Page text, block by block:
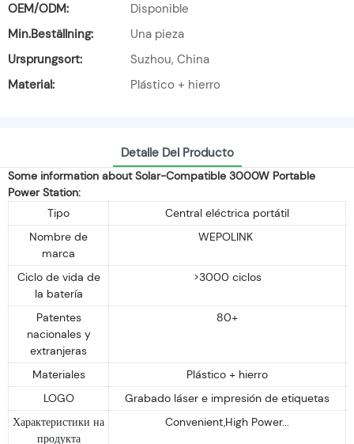
OEM/ODM:
Disponible
Min.Beställning:
Una pieza
Ursprungsort:
Suzhou, China
Material:
Plástico + hierro
Detalle Del Producto
Some information about Solar-Compatible 3000W Portable
Power Station:
Tipo
Central eléctrica portátil
Nombre de
marca
WEPOLINK
Ciclo de vida de
la batería
>3000 ciclos
Patentes
nacionales y
extranjeras
80+
Materiales
Plástico + hierro
LOGO
Grabado láser e impresión de etiquetas
Характеристики на
продукта
Convenient,High Power...